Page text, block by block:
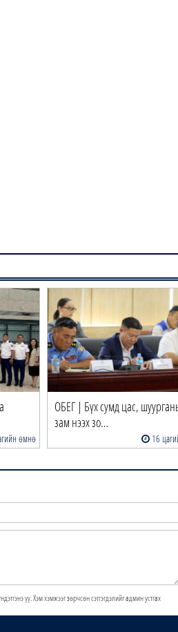
өмнө
ОБЕГ | Бүх сумд цас,
зам нээх зо…
16
үү. Хэм хэмжээг зөрчсөн сэтгэгдэлийг админ устгах